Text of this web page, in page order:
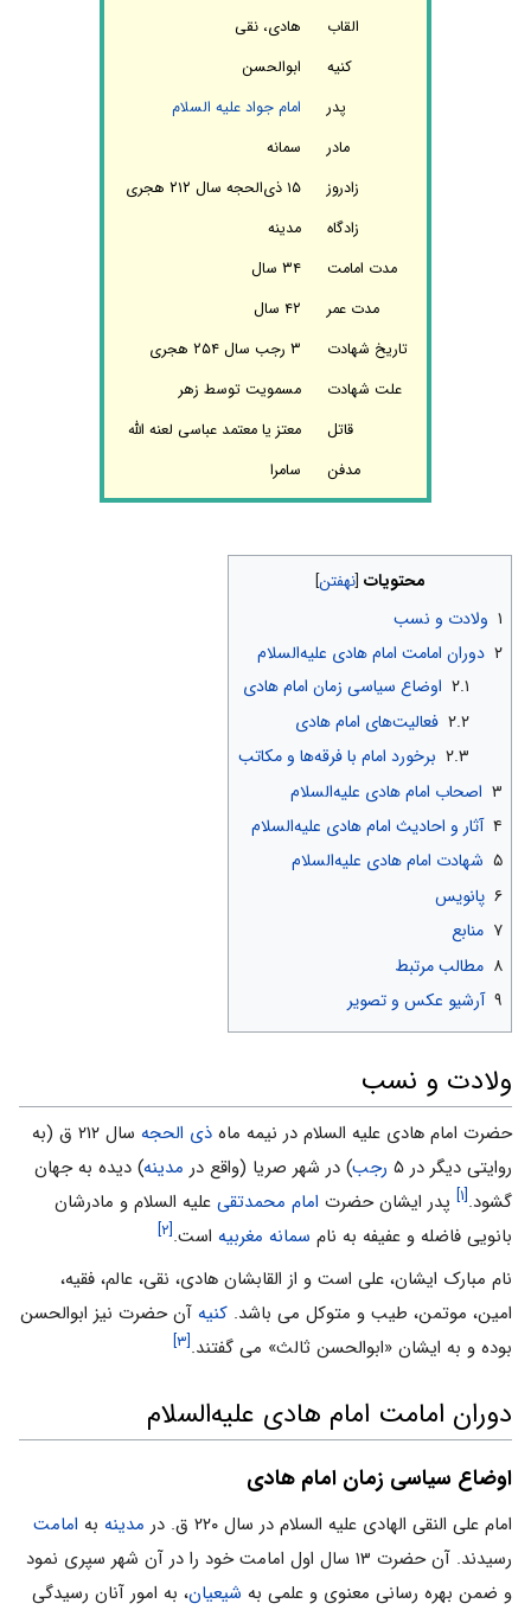
القاب
هادی، نقی
کنیه
ابوالحسن
پدر
امام جواد علیه السلام
مادر
سمانه
زادروز
۱۵ ذی‌الحجه سال ۲۱۲ هجری
زادگاه
مدینه
مدت امامت
۳۴ سال
مدت عمر
۴۲ سال
تاریخ شهادت
۳ رجب سال ۲۵۴ هجری
علت شهادت
مسمویت توسط زهر
قاتل
معتز یا معتمد عباسی لعنه الله
مدفن
سامرا
محتویات
۱ ولادت و نسب
۲ دوران امامت امام هادی علیه‌السلام
۲.۱ اوضاع سیاسی زمان امام هادی
۲.۲ فعالیت‌های امام هادی
۲.۳ برخورد امام با فرقه‌ها و مکاتب
۳ اصحاب امام هادی علیه‌السلام
۴ آثار و احادیث امام هادی علیه‌السلام
۵ شهادت امام هادی علیه‌السلام
۶ پانویس
۷ منابع
۸ مطالب مرتبط
۹ آرشیو عکس و تصویر
ولادت و نسب
حضرت امام هادی علیه السلام در نیمه ماه ذی الحجه
سال ۲۱۲ ق (به
روایتی دیگر در ۵
رجب) در شهر صریا (واقع در مدینه) دیده به جهان
گشود.[۱] پدر ایشان حضرت امام محمدتقی علیه السلام و مادرشان
بانویی فاضله و عفیفه به نام سمانه مغربیه است.[۲]
نام مبارک ایشان، علی است و از القابشان هادی، نقی، عالم، فقیه،
امین، موتمن، طیب و متوکل می باشد. کنیه آن حضرت نیز ابوالحسن
بوده و به ایشان «ابوالحسن ثالث» می گفتند.[۳]
دوران امامت امام هادی علیه‌السلام
اوضاع سیاسی زمان امام هادی
امام علی النقی الهادی علیه السلام در سال ۲۲۰ ق. در مدینه به امامت
رسیدند. آن حضرت ۱۳ سال اول امامت خود را در آن شهر سپری نمود
و ضمن بهره رسانی معنوی و علمی به شیعیان، به امور آنان رسیدگی